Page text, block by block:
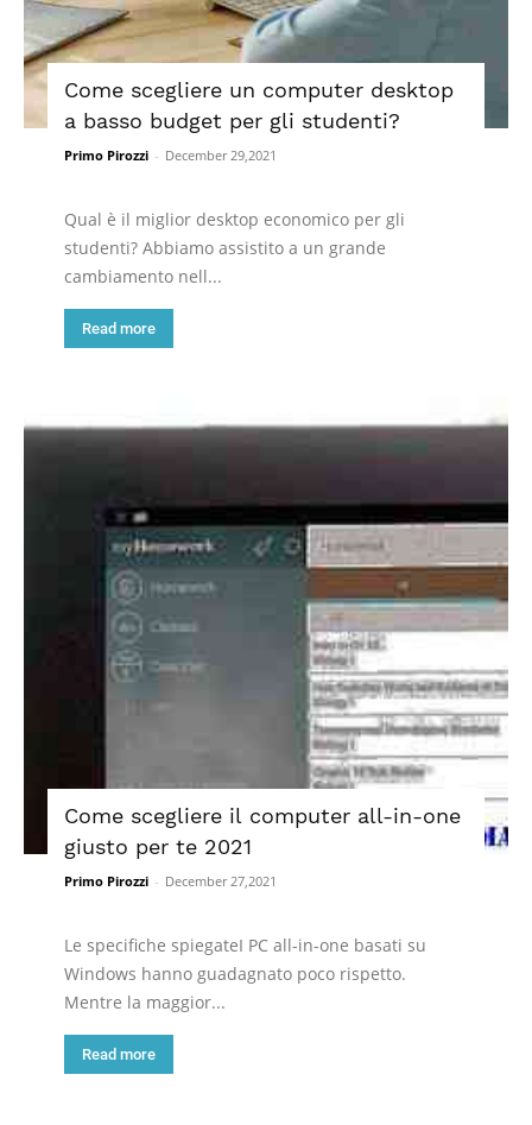
Come scegliere un computer desktop
a basso budget per gli studenti?
Primo Pirozzi - December 29,2021
Qual è il miglior desktop economico per gli
studenti? Abbiamo assistito a un grande
cambiamento nell...
Read more
Come scegliere il computer all-in-one
giusto per te 2021
Primo Pirozzi - December 27,2021
Le specifiche spiegateI PC all-in-one basati su
Windows hanno guadagnato poco rispetto.
Mentre la maggior...
Read more